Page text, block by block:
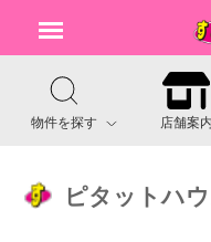
物件を探す 店舗案内
ピタットハ